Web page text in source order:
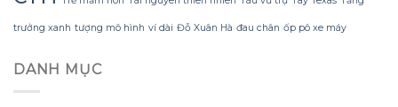
trưởng xanh tượng mô hình ví dài Đỗ Xuân Hà đau chân ốp pô xe máy
DANH MỤC